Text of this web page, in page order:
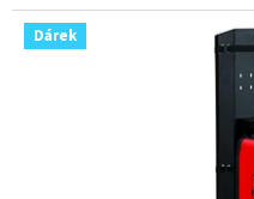
Dárek